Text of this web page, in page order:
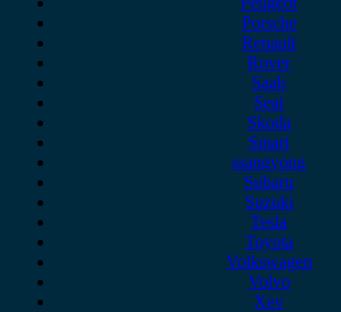
Porsche
Renault
Rover
Saab
Seat
Skoda
Smart
ssangyong
Subaru
Suzuki
Tesla
Toyota
Volkswagen
Volvo
Xev